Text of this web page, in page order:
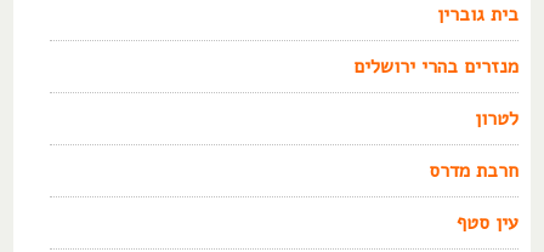
בית גוברין
מנזרים בהרי ירושלים
לטרון
חרבת מדרס
עין סטף